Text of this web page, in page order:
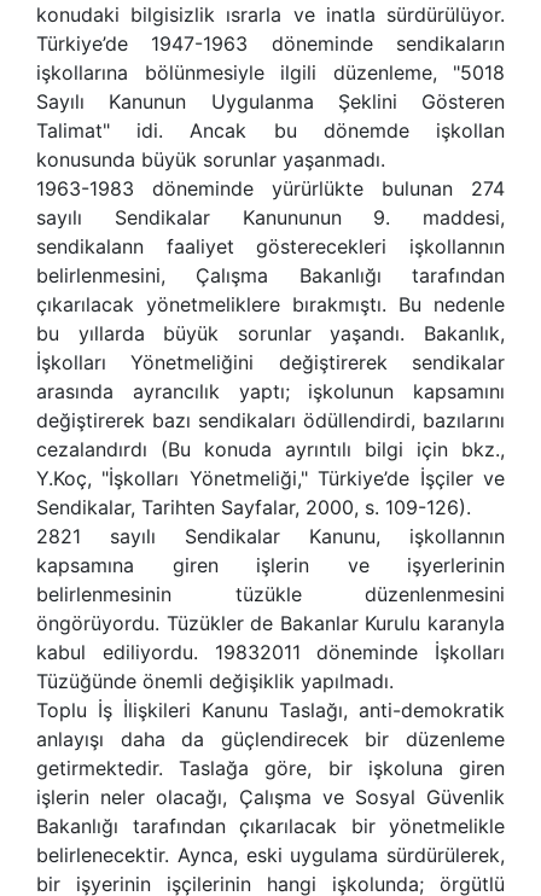
konudaki bilgisizlik ısrarla ve inatla sürdürülüyor.
Türkiye’de 1947-1963 döneminde sendikaların
işkollarına bölünmesiyle ilgili düzenleme, "5018
Sayılı Kanunun Uygulanma Şeklini Gösteren
Talimat" idi. Ancak bu dönemde işkollan
konusunda büyük sorunlar yaşanmadı.
1963-1983 döneminde yürürlükte bulunan 274
sayılı Sendikalar Kanununun 9. maddesi,
sendikalann faaliyet gösterecekleri işkollannın
belirlenmesini, Çalışma Bakanlığı tarafından
çıkarılacak yönetmeliklere bırakmıştı. Bu nedenle
bu yıllarda büyük sorunlar yaşandı. Bakanlık,
İşkolları Yönetmeliğini değiştirerek sendikalar
arasında ayrancılık yaptı; işkolunun kapsamını
değiştirerek bazı sendikaları ödüllendirdi, bazılarını
cezalandırdı (Bu konuda ayrıntılı bilgi için bkz.,
Y.Koç, "İşkolları Yönetmeliği," Türkiye’de İşçiler ve
Sendikalar, Tarihten Sayfalar, 2000, s. 109-126).
2821 sayılı Sendikalar Kanunu, işkollannın
kapsamına giren işlerin ve işyerlerinin
belirlenmesinin tüzükle düzenlenmesini
öngörüyordu. Tüzükler de Bakanlar Kurulu karanyla
kabul ediliyordu. 19832011 döneminde İşkolları
Tüzüğünde önemli değişiklik yapılmadı.
Toplu İş İlişkileri Kanunu Taslağı, anti-demokratik
anlayışı daha da güçlendirecek bir düzenleme
getirmektedir. Taslağa göre, bir işkoluna giren
işlerin neler olacağı, Çalışma ve Sosyal Güvenlik
Bakanlığı tarafından çıkarılacak bir yönetmelikle
belirlenecektir. Aynca, eski uygulama sürdürülerek,
bir işyerinin işçilerinin hangi işkolunda; örgütlü